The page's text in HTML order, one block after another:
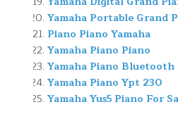
Yamaha Portable Grand
Piano Piano Yamaha
Yamaha Piano Piano
Yamaha Piano Bluetooth
Yamaha Piano Ypt 230
Yamaha Yus5 Piano For